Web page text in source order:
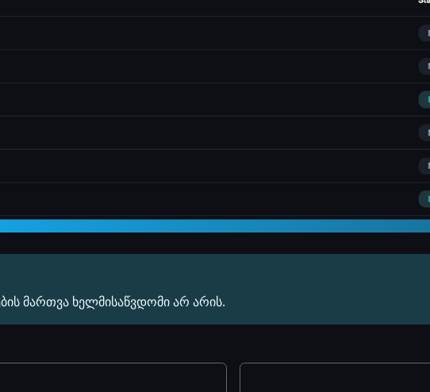
მართვა ხელმისაწვდომი არ არის.